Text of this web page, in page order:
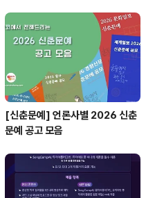
원, 시
[신춘문예] 언론사별 2026 신춘
문예 공고 모음